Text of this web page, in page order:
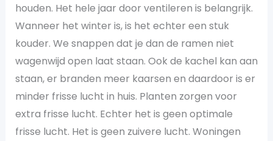
houden. Het hele jaar door ventileren is belangrijk.
Wanneer het winter is, is het echter een stuk
kouder. We snappen dat je dan de ramen niet
wagenwijd open laat staan. Ook de kachel kan aan
staan, er branden meer kaarsen en daardoor is er
minder frisse lucht in huis. Planten zorgen voor
extra frisse lucht. Echter het is geen optimale
frisse lucht. Het is geen zuivere lucht. Woningen